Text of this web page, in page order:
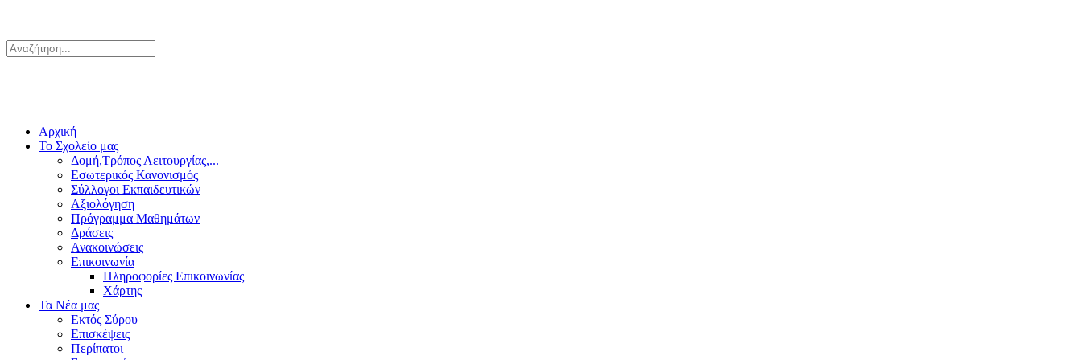
Αρχική
Το Σχολείο μας
Δομή,Τρόπος Λειτουργίας,...
Εσωτερικός Κανονισμός
Σύλλογοι Εκπαιδευτικών
Αξιολόγηση
Πρόγραμμα Μαθημάτων
Δράσεις
Ανακοινώσεις
Επικοινωνία
Πληροφορίες Επικοινωνίας
Χάρτης
Τα Νέα μας
Εκτός Σύρου
Επισκέψεις
Περίπατοι